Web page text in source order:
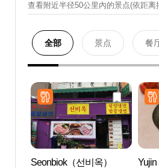
查看附近半径50公里內的景点(依距离
全部 景点 餐
Seonbiok（선비옥） Yujin